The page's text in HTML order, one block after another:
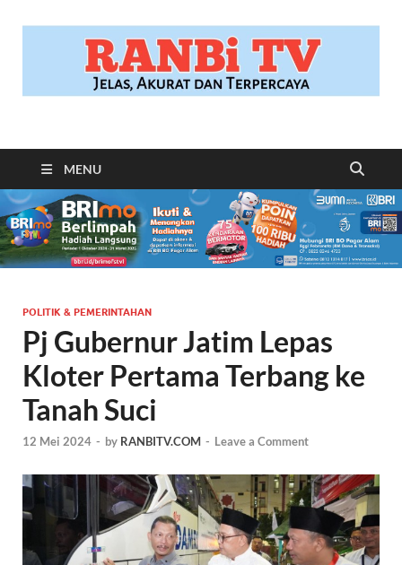
RANBITV.COM
MENU
POLITIK & PEMERINTAHAN
Pj Gubernur Jatim Lepas
Kloter Pertama Terbang ke
Tanah Suci
12 Mei 2024 - by RANBITV.COM - Leave a Comment